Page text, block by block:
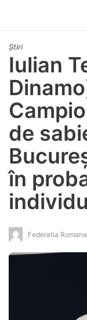
Știri
Iulian
de
în
Federatia